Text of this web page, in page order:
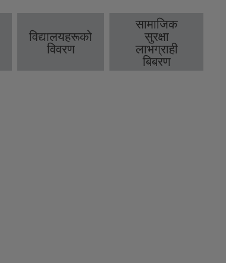
विद्यालयहरूको
विवरण
सामाजिक
सुरक्षा
लाभग्राही
बिबरण